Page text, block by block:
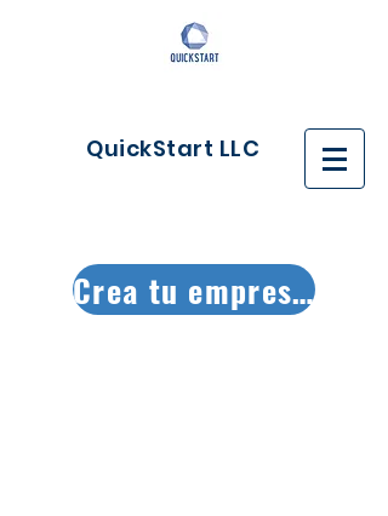
QuickStart LLC
Crea tu empresa ya!